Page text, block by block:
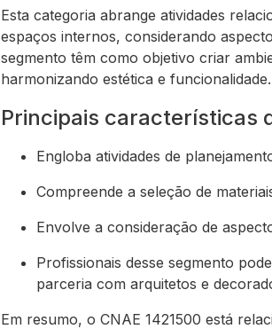
Esta categoria abrange atividades
espaços internos, considerando
segmento têm como objetivo criar
harmonizando estética e funcionalidade.
Principais características
Engloba atividades de
Compreende a seleção de
Envolve a consideração de
Profissionais desse segmento
parceria com arquitetos e
Em resumo, o CNAE 1421500 está